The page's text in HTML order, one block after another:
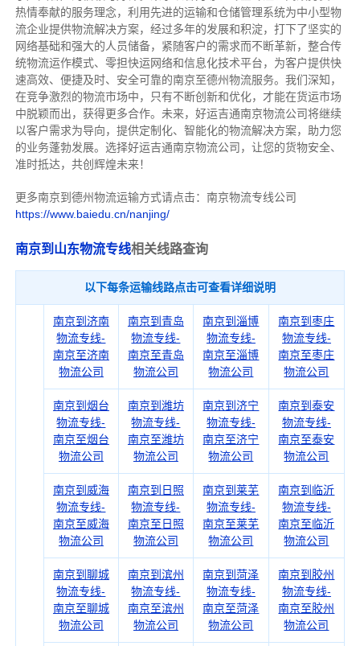
热情奉献的服务理念，利用先进的运输和仓储管理系统为中小型物
流企业提供物流解决方案，经过多年的发展和积淀，打下了坚实的
网络基础和强大的人员储备，紧随客户的需求而不断革新，整合传
统物流运作模式、零担快运网络和信息化技术平台，为客户提供快
速高效、便捷及时、安全可靠的南京至德州物流服务。 我们深知，
在竞争激烈的物流市场中，只有不断创新和优化，才能在货运市场
中脱颖而出，获得更多合作。 未来，好运吉通南京物流公司将继续
以客户需求为导向，提供定制化、智能化的物流解决方案，助力您
的业务蓬勃发展。选择好运吉通南京物流公司，让您的货物安全、
准时抵达，共创辉煌未来！
更多南京到德州物流运输方式请点击：南京物流专线公司
https://www.baiedu.cn/nanjing/
南京到山东物流专线相关线路查询
以下每条运输线路点击可查看详细说明
南京到济南
物流专线-
南京至济南
物流公司
南京到青岛
物流专线-
南京至青岛
物流公司
南京到淄博
物流专线-
南京至淄博
物流公司
南京到枣庄
物流专线-
南京至枣庄
物流公司
南京到烟台
物流专线-
南京至烟台
物流公司
南京到潍坊
物流专线-
南京至潍坊
物流公司
南京到济宁
物流专线-
南京至济宁
物流公司
南京到泰安
物流专线-
南京至泰安
物流公司
南京到威海
物流专线-
南京至威海
物流公司
南京到日照
物流专线-
南京至日照
物流公司
南京到莱芜
物流专线-
南京至莱芜
物流公司
南京到临沂
物流专线-
南京至临沂
物流公司
南京到聊城
物流专线-
南京至聊城
物流公司
南京到滨州
物流专线-
南京至滨州
物流公司
南京到菏泽
物流专线-
南京至菏泽
物流公司
南京到胶州
物流专线-
南京至胶州
物流公司